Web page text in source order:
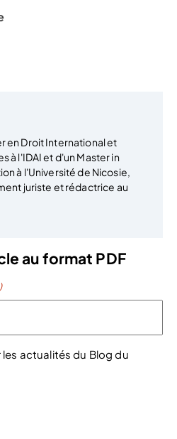
en Droit International et
à l'IDAI et d'un Master in
à l'Université de Nicosie,
juriste et rédactrice au
au format PDF
actualités du Blog du